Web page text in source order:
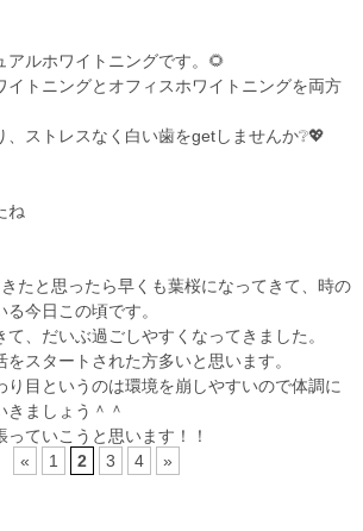
アルホワイトニングです。🌻
イトニングとオフィスホワイトニングを両方
ストレスなく白い歯をgetしませんか❔💖
ね
たと思ったら早くも葉桜になってきて、時の
今日この頃です。
、だいぶ過ごしやすくなってきました。
スタートされた方多いと思います。
り目というのは環境を崩しやすいので体調に
きましょう＾＾
ていこうと思います！！
«
1 2 3 4
»